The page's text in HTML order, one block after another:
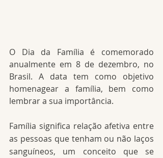
O Dia da Família é comemorado
anualmente em 8 de dezembro, no
Brasil. A data tem como objetivo
homenagear a família, bem como
lembrar a sua importância.
Família significa relação afetiva entre
as pessoas que tenham ou não laços
sanguíneos, um conceito que se